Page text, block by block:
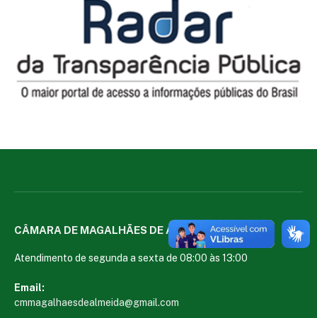
CÂMARA DE MAGALHÃES DE ALMEIDA
Atendimento de segunda a sexta de 08:00 às 13:00
Email:
cmmagalhaesdealmeida@gmail.com